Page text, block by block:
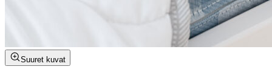
Suuret kuvat